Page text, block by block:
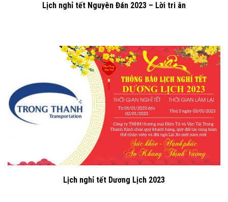
Lịch nghỉ tết Nguyên Đán 2023 – Lời tri ân
Lịch nghỉ tết Dương Lịch 2023